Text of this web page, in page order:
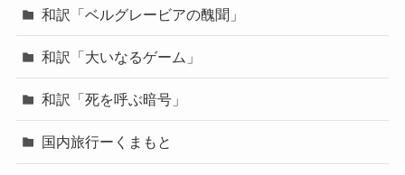
和訳「ベルグレービアの醜聞」
和訳「大いなるゲーム」
和訳「死を呼ぶ暗号」
国内旅行ーくまもと